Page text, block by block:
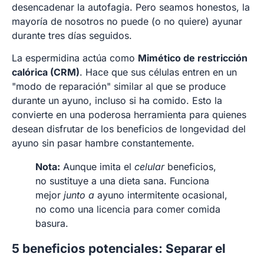
desencadenar la autofagia. Pero seamos honestos, la
mayoría de nosotros no puede (o no quiere) ayunar
durante tres días seguidos.
La espermidina actúa como Mimético de restricción
calórica (CRM). Hace que sus células entren en un
"modo de reparación" similar al que se produce
durante un ayuno, incluso si ha comido. Esto la
convierte en una poderosa herramienta para quienes
desean disfrutar de los beneficios de longevidad del
ayuno sin pasar hambre constantemente.
Nota: Aunque imita el celularbeneficios,
no sustituye a una dieta sana. Funciona
mejor junto a ayuno intermitente ocasional,
no como una licencia para comer comida
basura.
5 beneficios potenciales: Separar el